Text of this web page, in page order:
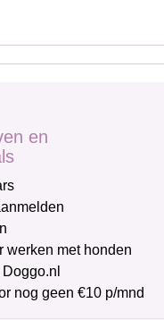
en
werken met honden
nog geen €10 p/mnd